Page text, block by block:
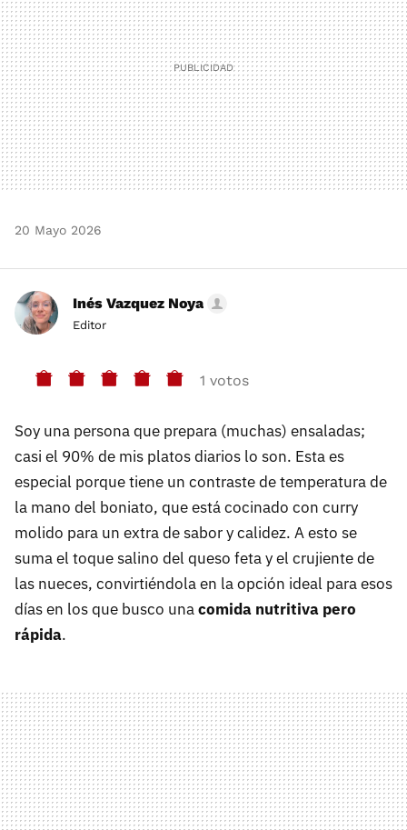
20 Mayo 2026
Inés Vazquez Noya
Editor
1 votos
Soy una persona que prepara (muchas) ensaladas;
casi el 90% de mis platos diarios lo son. Esta es
especial porque tiene un contraste de temperatura de
la mano del boniato, que está cocinado con curry
molido para un extra de sabor y calidez. A esto se
suma el toque salino del queso feta y el crujiente de
las nueces, convirtiéndola en la opción ideal para esos
días en los que busco unacomida nutritiva pero
rápida.